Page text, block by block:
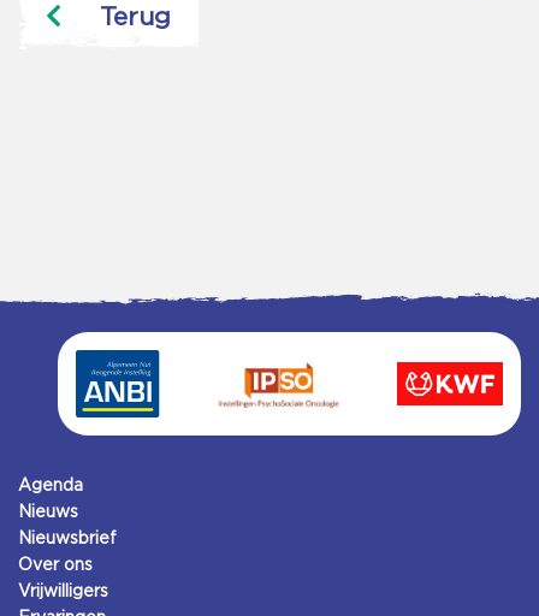
Terug
Agenda
Nieuws
Nieuwsbrief
Over ons
Vrijwilligers